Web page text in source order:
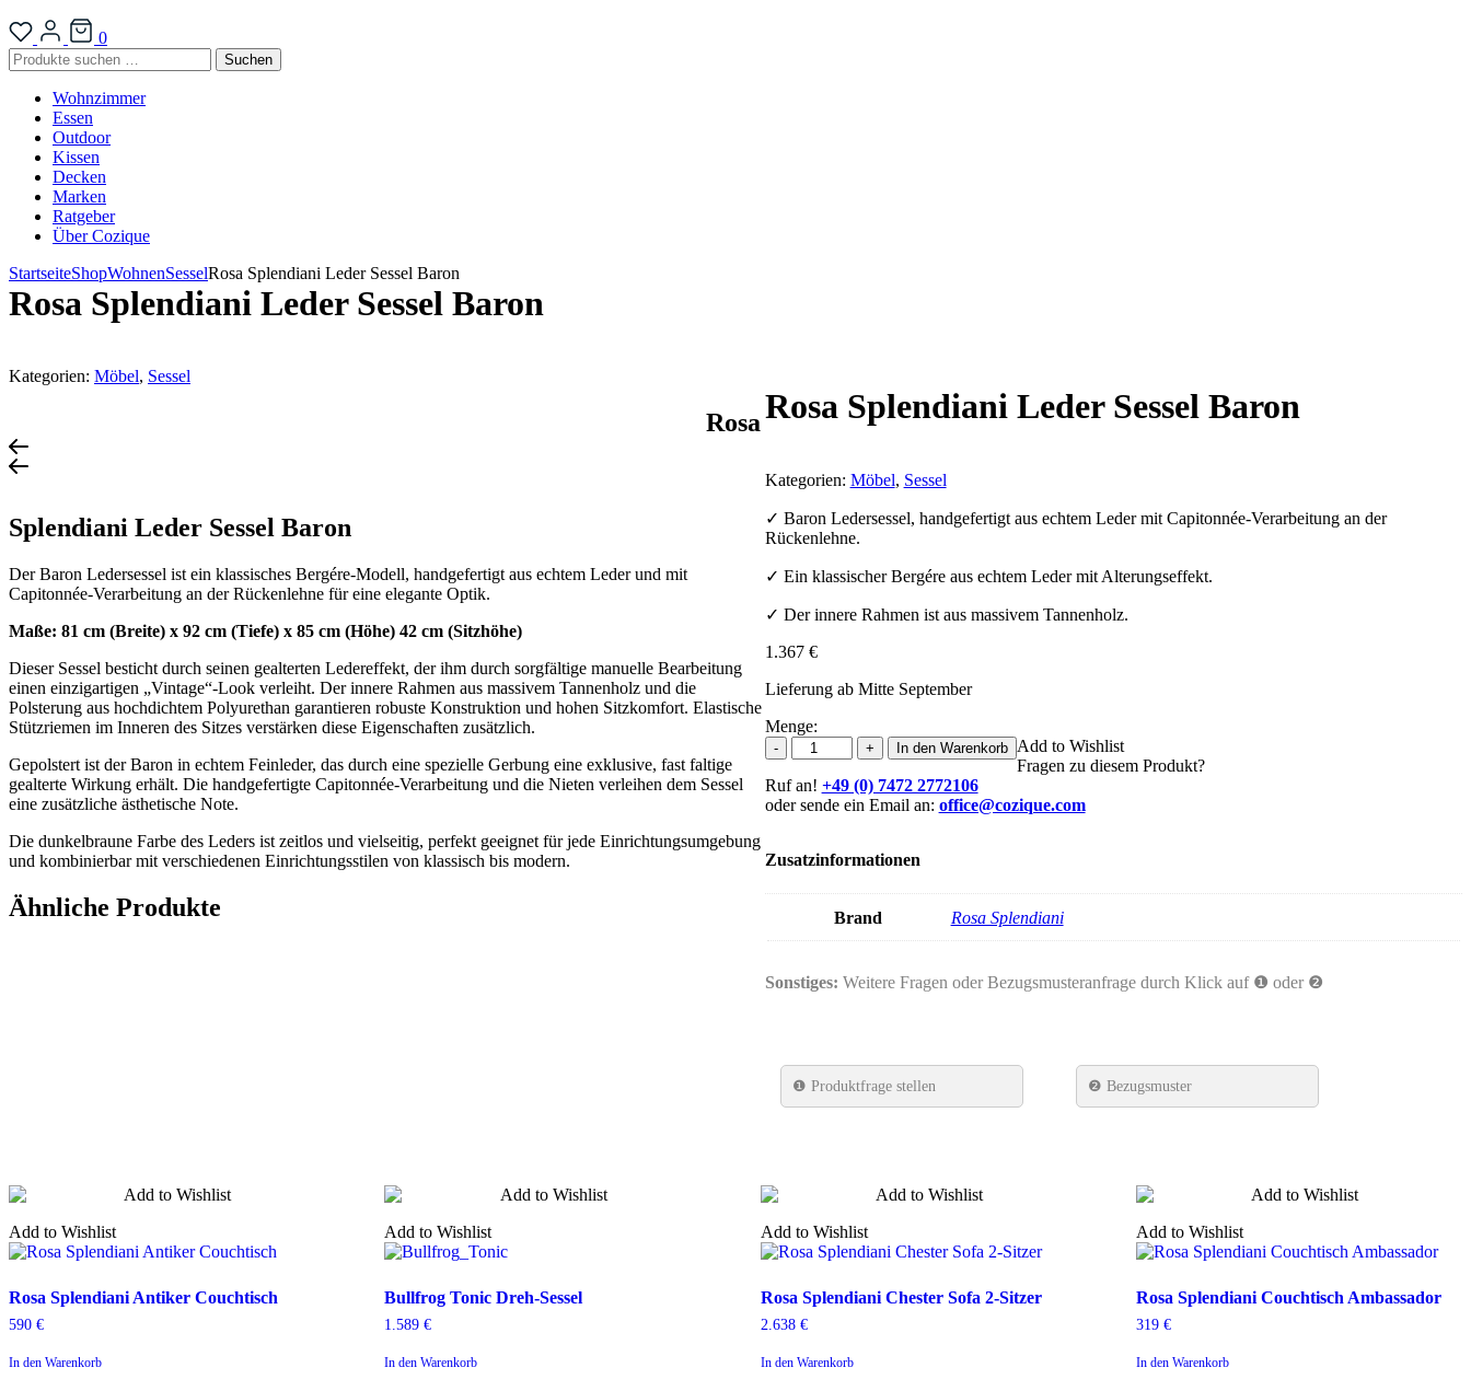
0
Suchen
nach:
Suchen
Wohnzimmer
Essen
Outdoor
Kissen
Decken
Marken
Ratgeber
Über Cozique
StartseiteShopWohnenSesselRosa Splendiani Leder Sessel Baron
Rosa Splendiani Leder Sessel Baron
Kategorien: Möbel, Sessel
Rosa Splendiani Leder Sessel Baron
Kategorien: Möbel, Sessel
✓ Baron Ledersessel, handgefertigt aus echtem Leder mit Capitonnée-Verarbeitung an der
Rückenlehne.
✓ Ein klassischer Bergére aus echtem Leder mit Alterungseffekt.
✓ Der innere Rahmen ist aus massivem Tannenholz.
1.367 €
Lieferung ab Mitte September
Menge:
-
Rosa
Splendiani
Leder
Sessel
+ In den Warenkorb Add to Wishlist
Fragen zu diesem Produkt?
Ruf an! +49 (0) 7472 2772106
oder sende ein Email an: office@cozique.com
Zusatzinformationen
Brand Rosa Splendiani
Sonstiges: Weitere Fragen oder Bezugsmusteranfrage durch Klick auf ❶ oder ❷
❶ Produktfrage stellen ❷ Bezugsmuster
Rosa
Splendiani Leder Sessel Baron
Der Baron Ledersessel ist ein klassisches Bergére-Modell, handgefertigt aus echtem Leder und mit
Capitonnée-Verarbeitung an der Rückenlehne für eine elegante Optik.
Maße: 81 cm (Breite) x 92 cm (Tiefe) x 85 cm (Höhe) 42 cm (Sitzhöhe)
Dieser Sessel besticht durch seinen gealterten Ledereffekt, der ihm durch sorgfältige manuelle Bearbeitung
einen einzigartigen „Vintage“-Look verleiht. Der innere Rahmen aus massivem Tannenholz und die
Polsterung aus hochdichtem Polyurethan garantieren robuste Konstruktion und hohen Sitzkomfort. Elastische
Stützriemen im Inneren des Sitzes verstärken diese Eigenschaften zusätzlich.
Gepolstert ist der Baron in echtem Feinleder, das durch eine spezielle Gerbung eine exklusive, fast faltige
gealterte Wirkung erhält. Die handgefertigte Capitonnée-Verarbeitung und die Nieten verleihen dem Sessel
eine zusätzliche ästhetische Note.
Die dunkelbraune Farbe des Leders ist zeitlos und vielseitig, perfekt geeignet für jede Einrichtungsumgebung
und kombinierbar mit verschiedenen Einrichtungsstilen von klassisch bis modern.
Ähnliche Produkte
Add to Wishlist
Rosa
Splendiani
Antiker
Rosa Splendiani Antiker Couchtisch
590 €
In den Warenkorb
Add to Wishlist
Bullfrog
Tonic
Dreh-
Bullfrog Tonic Dreh-Sessel
1.589€
In den Warenkorb
Add to Wishlist
Rosa
Splendiani
Chester
2-
Rosa Splendiani Chester Sofa 2-Sitzer
2.638 €
In den Warenkorb
Add to Wishlist
Rosa
Splendiani
Couchtisch
Rosa Splendiani Couchtisch Ambassador
319 €
In den Warenkorb